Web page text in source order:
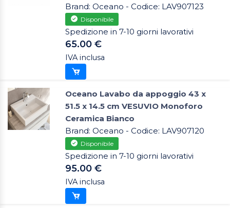
Brand: Oceano - Codice: LAV907123
Disponibile
Spedizione in 7-10 giorni lavorativi
65.00 €
IVA inclusa
Oceano Lavabo da appoggio 43 x
51.5 x 14.5 cm VESUVIO Monoforo
Ceramica Bianco
Brand: Oceano - Codice: LAV907120
Disponibile
Spedizione in 7-10 giorni lavorativi
95.00 €
IVA inclusa